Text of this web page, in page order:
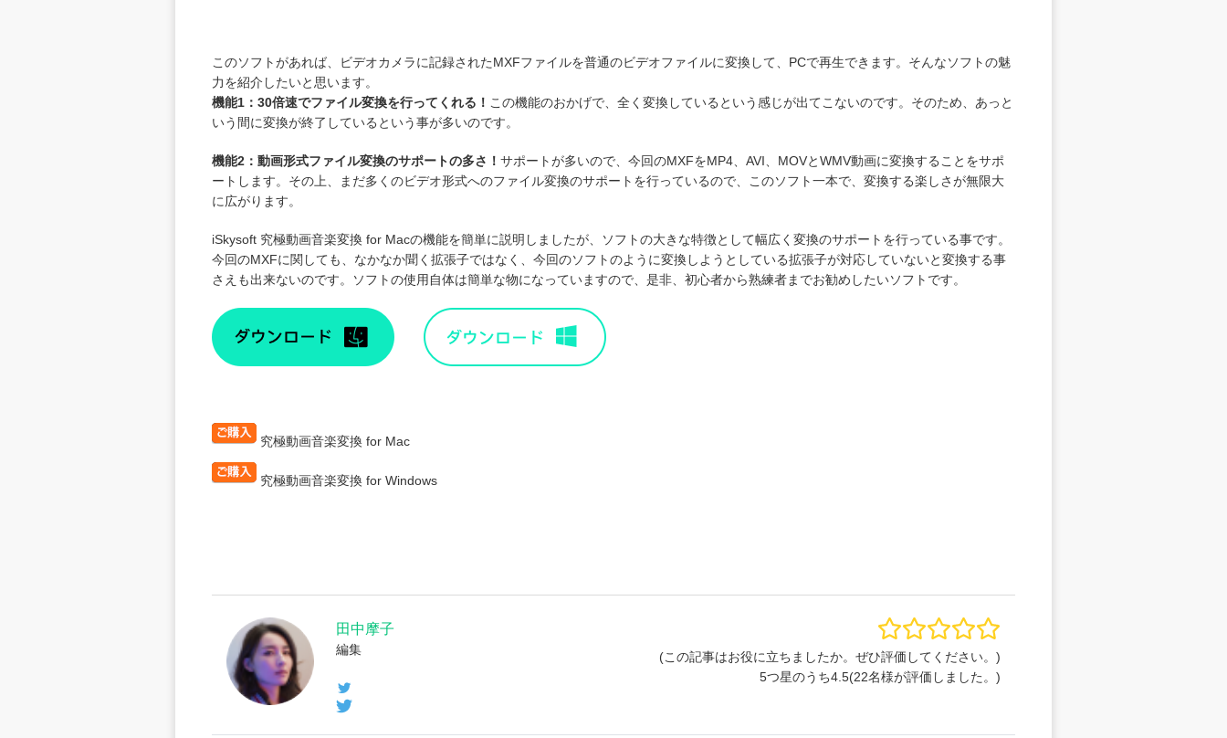
このソフトがあれば、ビデオカメラに記録されたMXFファイルを普通のビデオファイルに変換して、PCで再生できます。そんなソフトの魅
力を紹介したいと思います。
機能1：30倍速でファイル変換を行ってくれる！ この機能のおかげで、全く変換しているという感じが出てこないのです。そのため、あっと
いう間に変換が終了しているという事が多いのです。
機能2：動画形式ファイル変換のサポートの多さ！ サポートが多いので、今回のMXFをMP4、AVI、MOVとWMV動画に変換することをサポ
ートします。その上、まだ多くのビデオ形式へのファイル変換のサポートを行っているので、このソフト一本で、変換する楽しさが無限大
に広がります。
iSkysoft 究極動画音楽変換 for Macの機能を簡単に説明しましたが、ソフトの大きな特徴として幅広く変換のサポートを行っている事です。
今回のMXFに関しても、なかなか聞く拡張子ではなく、今回のソフトのように変換しようとしている拡張子が対応していないと変換する事
さえも出来ないのです。ソフトの使用自体は簡単な物になっていますので、是非、初心者から熟練者までお勧めしたいソフトです。
究極動画音楽変換 for Mac
究極動画音楽変換 for Windows
田中摩子
編集
(この記事はお役に立ちましたか。ぜひ評価してください。)
5つ星のうち4.5(22名様が評価しました。)